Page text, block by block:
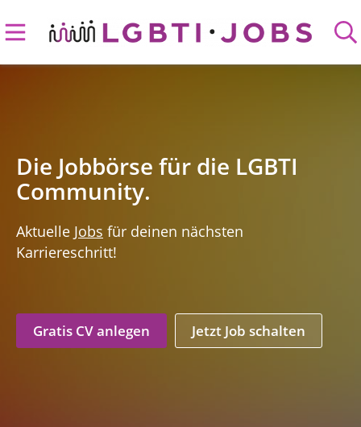
Die Jobbörse für die LGBTI
Community.
Aktuelle Jobs für deinen nächsten
Karriereschritt!
Gratis CV anlegen Jetzt Job schalten